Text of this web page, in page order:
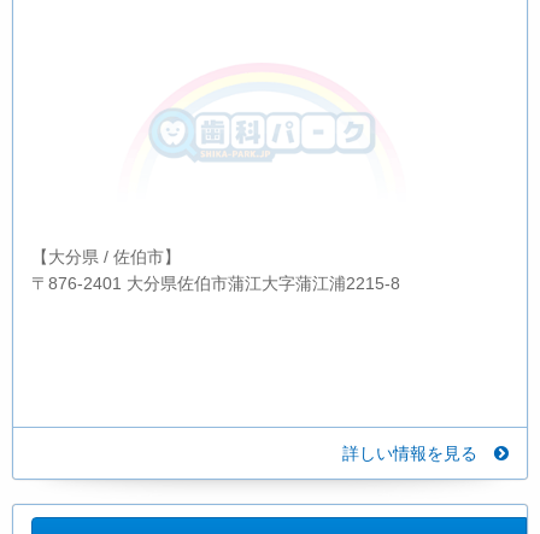
【大分県 / 佐伯市】
〒876-2401 大分県佐伯市蒲江大字蒲江浦2215-8
詳しい情報を見る